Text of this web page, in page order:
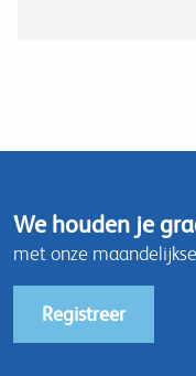
We houden je
met onze
Registreer